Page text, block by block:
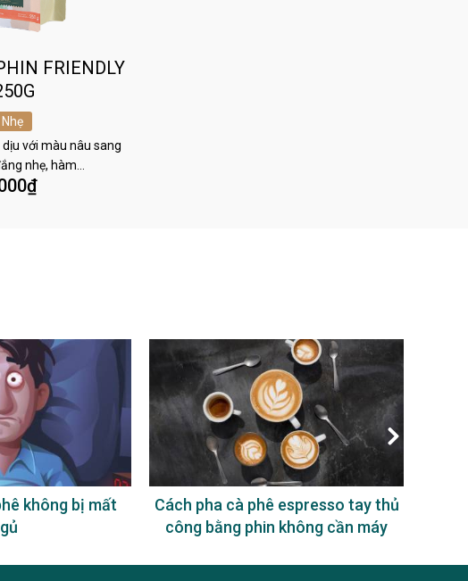
FRIENDLY
với màu nâu sang
nhẹ, hàm…
₫
không bị mất
Cách pha cà phê espresso tay thủ
công bằng phin không cần máy